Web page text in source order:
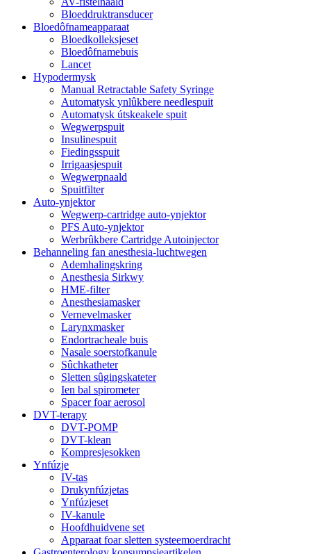
Bloeddruktransducer
Bloedôfnameapparaat
Bloedkolleksjeset
Bloedôfnamebuis
Lancet
Hypodermysk
Manual Retractable Safety Syringe
Automatysk ynlûkbere needlespuit
Automatysk útskeakele spuit
Wegwerpspuit
Insulinespuit
Fiedingsspuit
Irrigaasjespuit
Wegwerpnaald
Spuitfilter
Auto-ynjektor
Wegwerp-cartridge auto-ynjektor
PFS Auto-ynjektor
Werbrûkbere Cartridge Autoinjector
Behanneling fan anesthesia-luchtwegen
Ademhalingskring
Anesthesia Sirkwy
HME-filter
Anesthesiamasker
Vernevelmasker
Larynxmasker
Endortracheale buis
Nasale soerstofkanule
Sûchkatheter
Sletten sûgingskateter
Ien bal spirometer
Spacer foar aerosol
DVT-terapy
DVT-POMP
DVT-klean
Kompresjesokken
Ynfúzje
IV-tas
Drukynfúzjetas
Ynfúzjeset
IV-kanule
Hoofdhuidvene set
Apparaat foar sletten systeemoerdracht